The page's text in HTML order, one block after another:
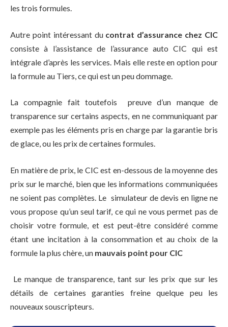
les trois formules.
Autre point intéressant ducontrat d’assurance chez CIC
consiste à l’assistance de l’assurance auto CIC qui est
intégrale d’après les services. Mais elle reste en option pour
la formule au Tiers, ce qui est un peu dommage.
La compagnie fait toutefois preuve d’un manque de
transparence sur certains aspects, en ne communiquant par
exemple pas les éléments pris en charge par la garantie bris
de glace, ou les prix de certaines formules.
En matière de prix, le CIC est en-dessous de la moyenne des
prix sur le marché, bien que les informations communiquées
ne soient pas complètes. Le simulateur de devis en ligne ne
vous propose qu’un seul tarif, ce qui ne vous permet pas de
choisir votre formule, et est peut-être considéré comme
étant une incitation à la consommation et au choix de la
formule la plus chère, un mauvais point pour CIC
Le manque de transparence, tant sur les prix que sur les
détails de certaines garanties freine quelque peu les
nouveaux souscripteurs.